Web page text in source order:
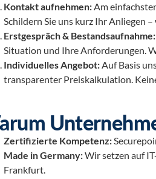
Kontakt aufnehmen:Am
Schildern Sie uns kurz Ihr Anliegen
Erstgespräch & Bestandsaufnahme:
Situation und Ihre Anforderungen.
Individuelles Angebot:Auf Basis
transparenter Preiskalkulation.
Zertifizierte Kompetenz:
Made in Germany:Wir setzen auf
Frankfurt.